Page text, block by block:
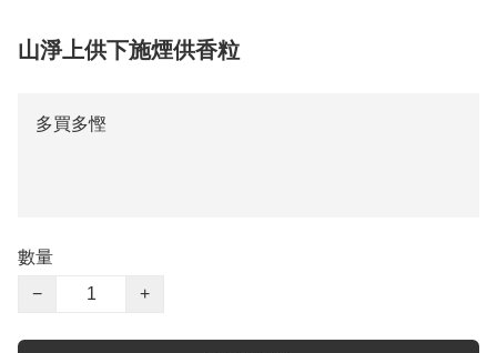
山淨上供下施煙供香粒
多買多慳
數量
−
+